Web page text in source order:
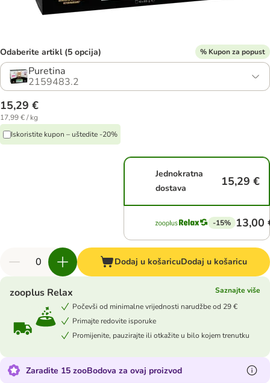
Odaberite artikl (5 opcija) % Kupon za popust
Puretina
2159483.2
15,29 €
17,99 € / kg
Iskoristite kupon – uštedite -20%
Jednokratna
dostava
15,29 €
-15% 13,00
Dodaj u košaricuDodaj u košaricu
zooplus Relax
Saznajte više
Počevši od minimalne vrijednosti narudžbe od 29 €
Primajte redovite isporuke
Promijenite, pauzirajte ili otkažite u bilo kojem trenutku
Zaradite 15 zooBodova za ovaj proizvod